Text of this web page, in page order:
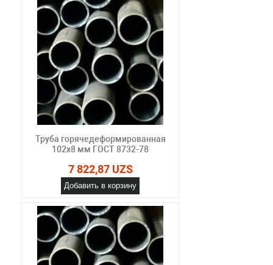
Труба горячедеформированная
102х8 мм ГОСТ 8732-78
7 822,87 UZS
Добавить в корзину